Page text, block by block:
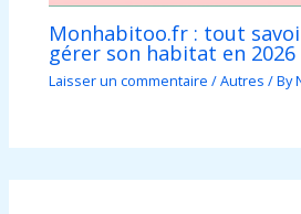
Monhabitoo.fr : tout
gérer son habitat en 2026
Laisser un commentaire /Autres / By